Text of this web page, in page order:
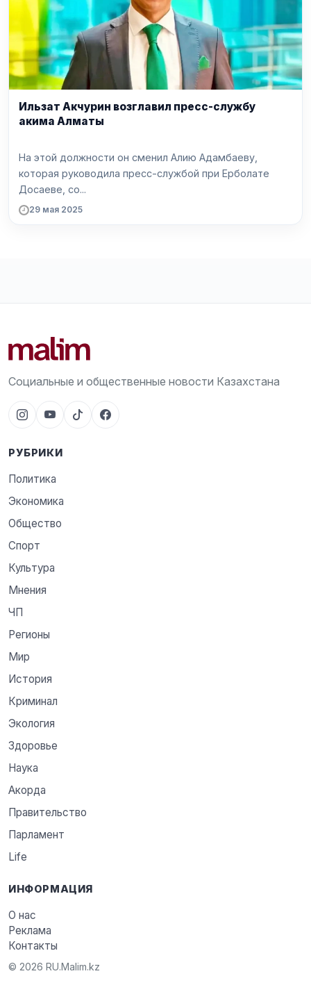
Ильзат Акчурин возглавил пресс-службу
акима Алматы
На этой должности он сменил Алию Адамбаеву,
которая руководила пресс-службой при Ерболате
Досаеве, со...
29 мая 2025
Социальные и общественные новости Казахстана
РУБРИКИ
Политика
Экономика
Общество
Спорт
Культура
Мнения
ЧП
Регионы
Мир
История
Криминал
Экология
Здоровье
Наука
Акорда
Правительство
Парламент
Life
ИНФОРМАЦИЯ
О нас
Реклама
Контакты
© 2026 RU.Malim.kz